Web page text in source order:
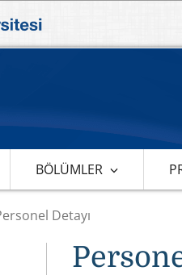
BÖLÜMLER
Detayı